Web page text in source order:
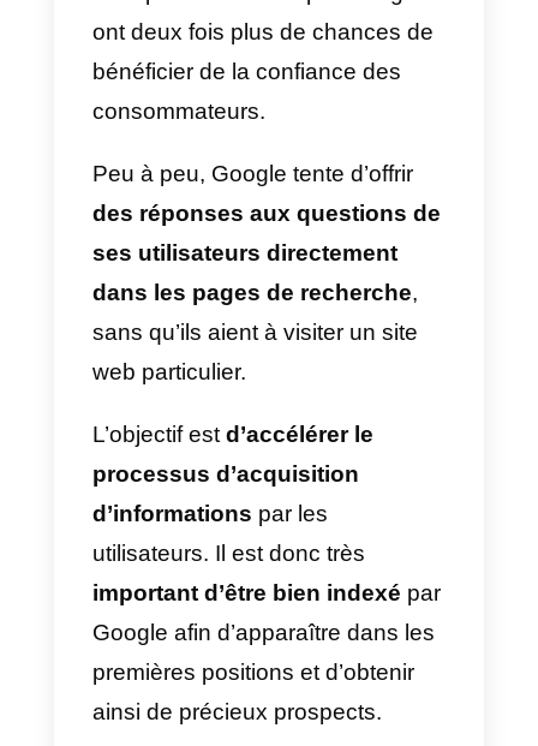
commerciaux. Pour ce faire, vous
pouvez utiliser des outils comme
Outside Voice.
Comment fonctionne
Google My Business
Google My Business est l’outil
gratuit de Google pour gérer la
présence en ligne des